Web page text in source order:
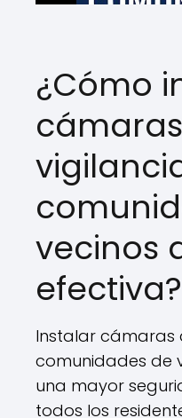
¿Cómo
vecinos
efectiva?
Instalar cámaras
comunidades de
una mayor
todos los